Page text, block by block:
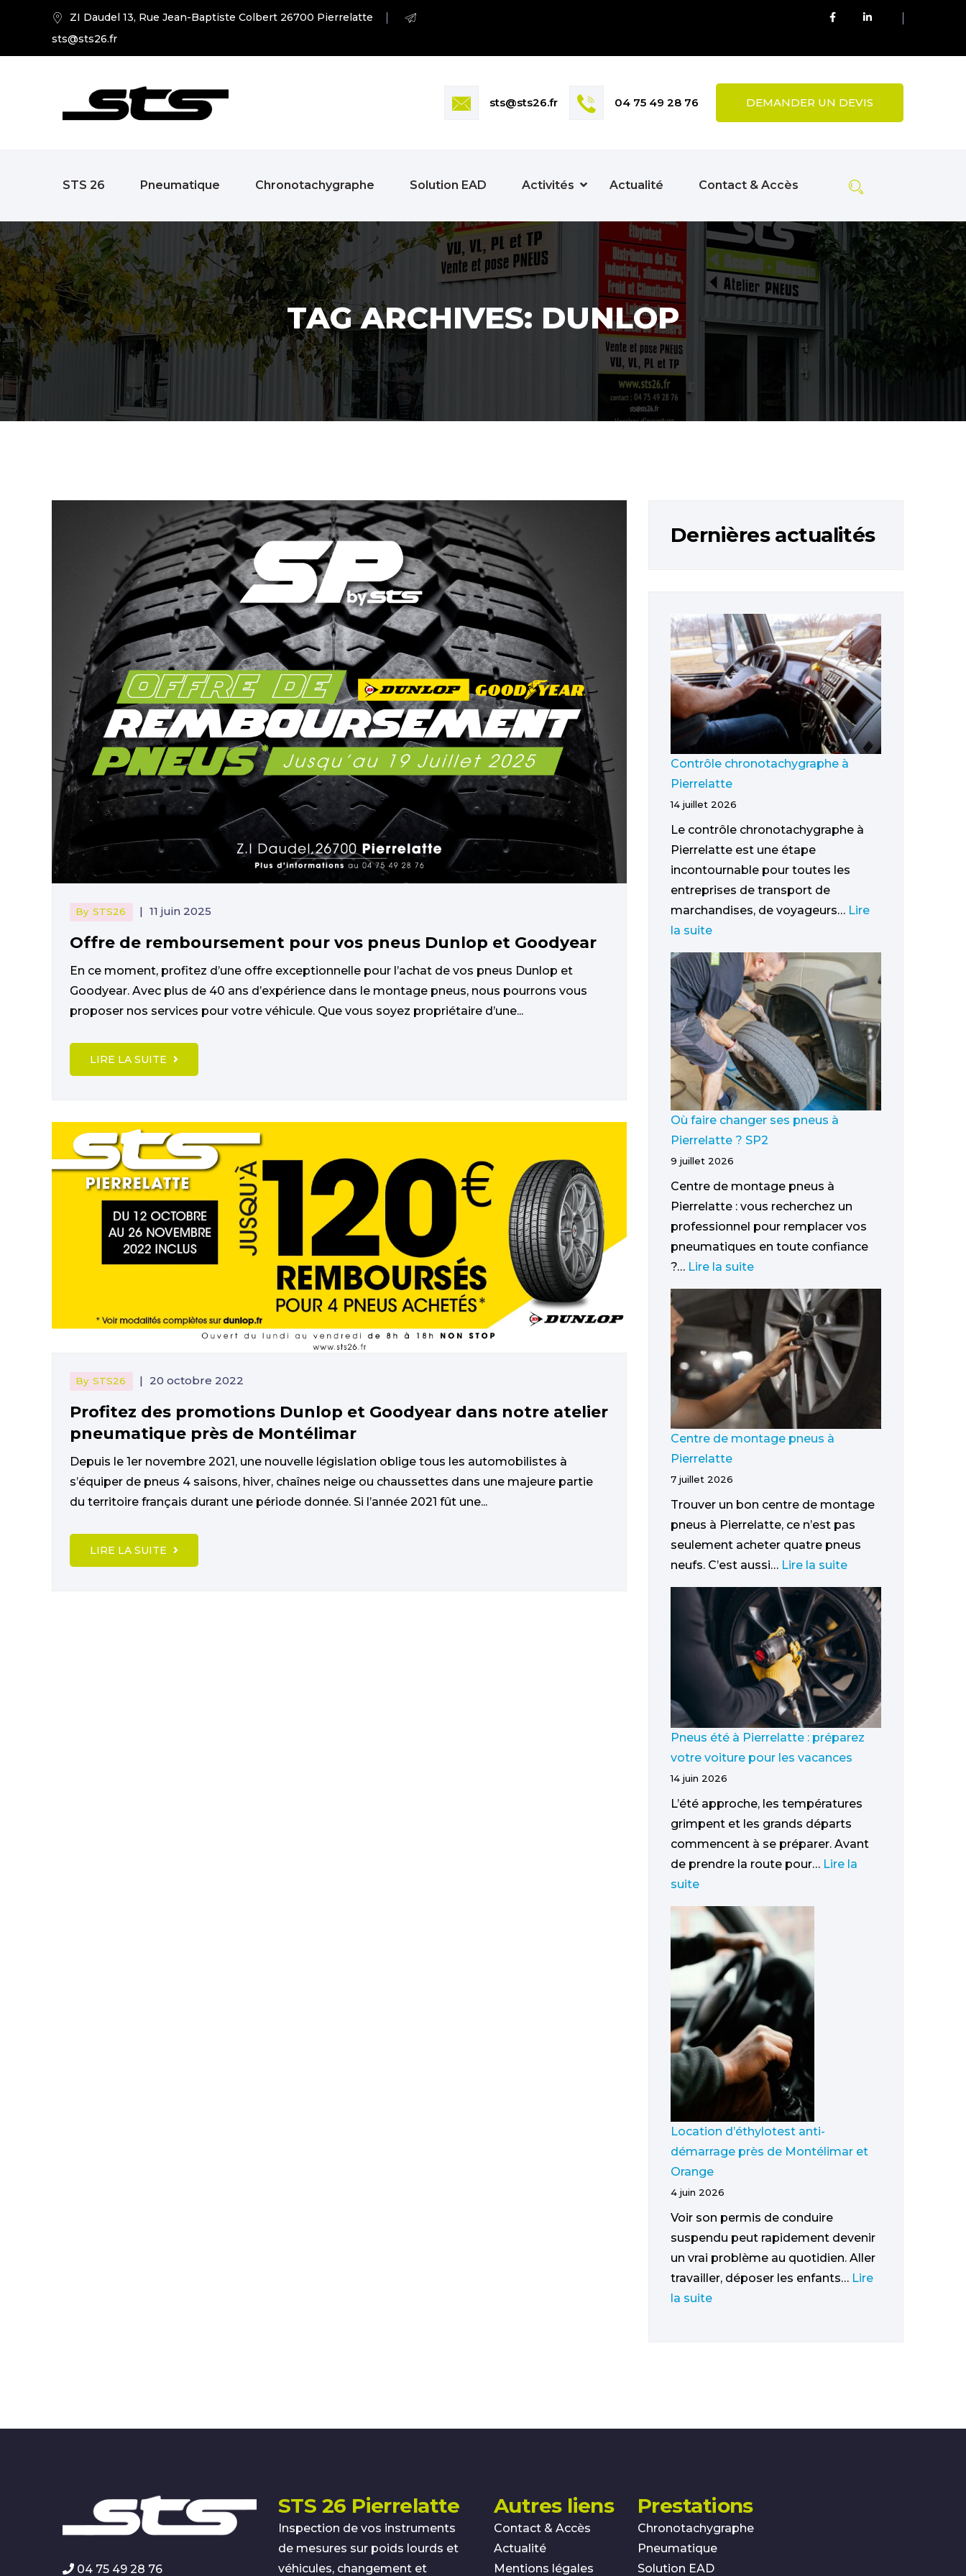
ZI Daudel 13, Rue Jean-Baptiste Colbert 26700 Pierrelatte
sts@sts26.fr
sts@sts26.fr 04 75 49 28 76 DEMANDER UN DEVIS
STS 26 Pneumatique Chronotachygraphe Solution EAD Activités Actualité Contact & Accès
TAG ARCHIVES: DUNLOP
By STS26 | 11 juin 2025
Offre de remboursement pour vos pneus Dunlop et Goodyear
En ce moment, profitez d’une offre exceptionnelle pour l’achat de vos pneus Dunlop et
Goodyear. Avec plus de 40 ans d’expérience dans le montage pneus, nous pourrons vous
proposer nos services pour votre véhicule. Que vous soyez propriétaire d’une...
LIRE LA SUITE
By STS26 | 20 octobre 2022
Profitez des promotions Dunlop et Goodyear dans notre atelier
pneumatique près de Montélimar
Depuis le 1er novembre 2021, une nouvelle législation oblige tous les automobilistes à
s’équiper de pneus 4 saisons, hiver, chaînes neige ou chaussettes dans une majeure partie
du territoire français durant une période donnée. Si l’année 2021 fût une...
LIRE LA SUITE
Dernières actualités
Contrôle chronotachygraphe à
Pierrelatte
14 juillet 2026
Le contrôle chronotachygraphe à
Pierrelatte est une étape
incontournable pour toutes les
entreprises de transport de
marchandises, de voyageurs… Lire
la suite
Où faire changer ses pneus à
Pierrelatte ? SP2
9 juillet 2026
Centre de montage pneus à
Pierrelatte : vous recherchez un
professionnel pour remplacer vos
pneumatiques en toute confiance
?… Lire la suite
Centre de montage pneus à
Pierrelatte
7 juillet 2026
Trouver un bon centre de montage
pneus à Pierrelatte, ce n’est pas
seulement acheter quatre pneus
neufs. C’est aussi… Lire la suite
Pneus été à Pierrelatte : préparez
votre voiture pour les vacances
14 juin 2026
L’été approche, les températures
grimpent et les grands départs
commencent à se préparer. Avant
de prendre la route pour… Lire la
suite
Location d’éthylotest anti-
démarrage près de Montélimar et
Orange
4 juin 2026
Voir son permis de conduire
suspendu peut rapidement devenir
un vrai problème au quotidien. Aller
travailler, déposer les enfants… Lire
la suite
04 75 49 28 76
STS 26 Pierrelatte
Inspection de vos instruments
de mesures sur poids lourds et
véhicules, changement et
Autres liens
Contact & Accès
Actualité
Mentions légales
Prestations
Chronotachygraphe
Pneumatique
Solution EAD